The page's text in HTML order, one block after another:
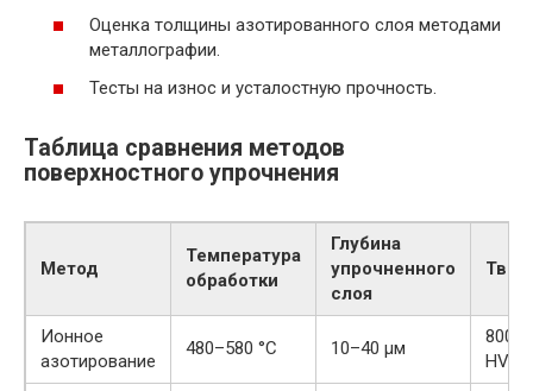
Оценка толщины азотированного слоя методами
металлографии.
Тесты на износ и усталостную прочность.
Таблица сравнения методов
поверхностного упрочнения
Метод
Температура
обработки
Глубина
упрочненного
слоя
Ионное
азотирование
480–580 °C 10–40 µм
HV